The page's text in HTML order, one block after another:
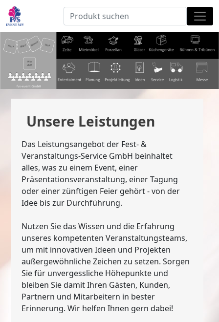
Unsere Leistungen
Das Leistungsangebot der Fest- &
Veranstaltungs-Service GmbH beinhaltet
alles, was zu einem Event, einer
Präsentationsveranstaltung, einer Tagung
oder einer zünftigen Feier gehört - von der
Idee bis zur Durchführung.
Nutzen Sie das Wissen und die Erfahrung
unseres kompetenten Veranstaltungsteams,
um mit innovativen Ideen und Projekten
außergewöhnliche Zeichen zu setzen. Sorgen
Sie für unvergessliche Höhepunkte und
bleiben Sie damit Ihren Gästen, Kunden,
Partnern und Mitarbeitern in bester
Erinnerung. Wir helfen Ihnen gern dabei!